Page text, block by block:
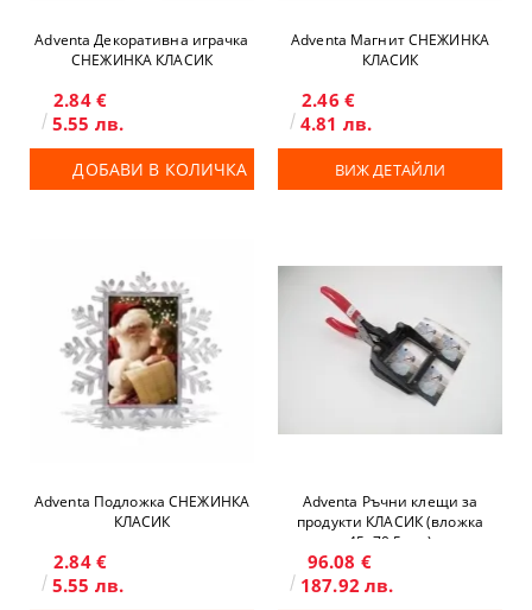
Adventa Декоративна играчка
СНЕЖИНКА КЛАСИК
2.84 €
5.55 лв.
ДОБАВИ В КОЛИЧКА
Adventa Магнит СНЕЖИНКА
КЛАСИК
2.46 €
4.81 лв.
ВИЖ ДЕТАЙЛИ
Adventa Подложка СНЕЖИНКА
КЛАСИК
2.84 €
5.55 лв.
Adventa Ръчни клещи за
продукти КЛАСИК (вложка
45х70.5 мм)
96.08 €
187.92 лв.